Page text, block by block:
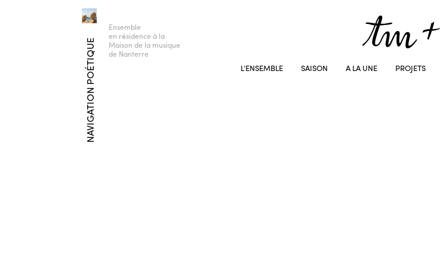
NAVIGATION POÉTIQUE
Ensemble
en résidence à la
Maison de la musique
de Nanterre
L’ENSEMBLE SAISON A LA UNE PROJETS